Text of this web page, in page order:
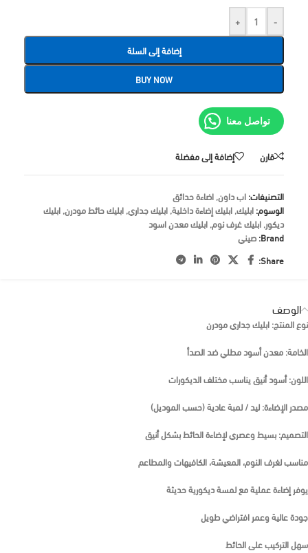
-
+
إضافة إلى السلة
BUY NOW
تواصل معنا
قارن إضافة إلى مفضلة
التصنيفات:اب داون,اضاءة حدائق
الوسوم:ابليك,ابليك إضاءة داخلية,ابليك جداري,ابليك حائط مودرن,ابليك
ديكور,ابليك غرف نوم,ابليك معدن اسود
Brand: صيني
Share:
الوصف
نوع المنتج: ابليك جداري مودرن
الخامة: معدن أسود مطلي ضد الصدأ
اللون: أسود أنيق يناسب مختلف الديكورات
مصدر الإضاءة: ليد / لمبة عادية (حسب الموديل)
التصميم: بسيط وعصري لإضاءة الحائط بشكل أنيق
مناسب لغرف النوم، المعيشة، الكافيهات والمطاعم
يوفر إضاءة عملية مع لمسة ديكورية حديثة
جودة عالية وعمر افتراضي طويل
سهل التركيب على الحائط